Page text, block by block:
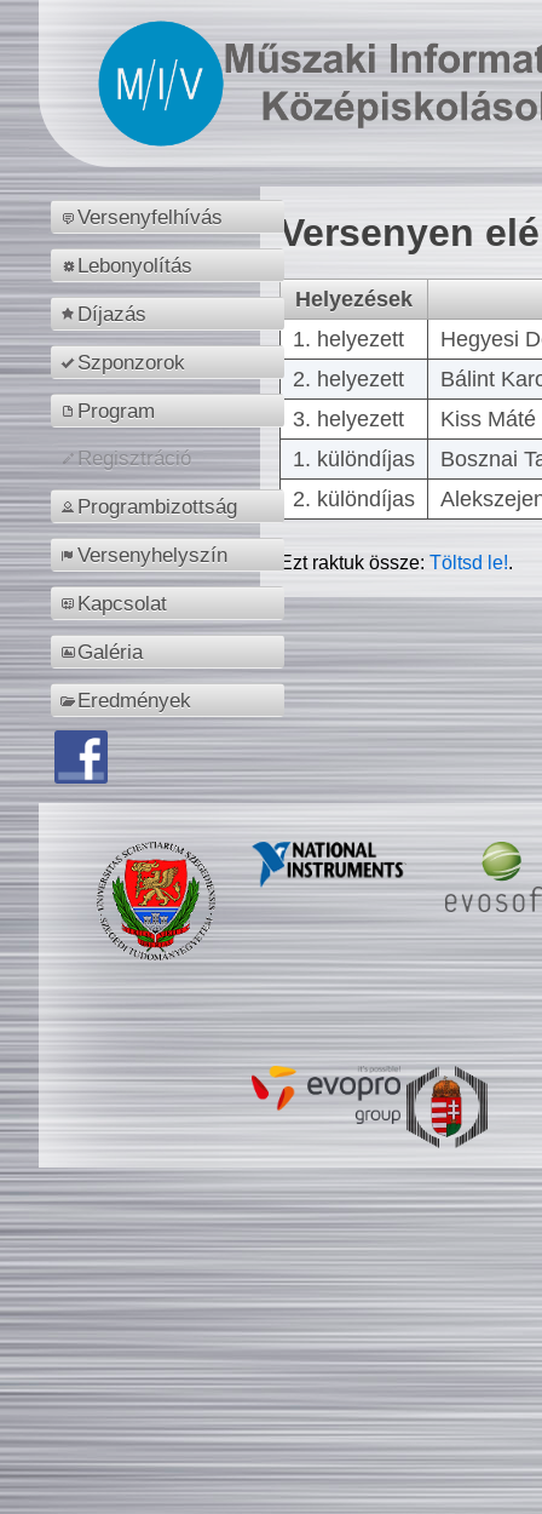
Versenyfelhívás
Lebonyolítás
Díjazás
Szponzorok
Program
Regisztráció
Programbizottság
Versenyhelyszín
Kapcsolat
Galéria
Eredmények
Versenyen
Helyezések
1. helyezett
Hegyesi
2. helyezett
Bálint
3. helyezett
Kiss
1. különdíjas
Bosznai
2. különdíjas
Ezt raktuk össze:Töltsd le!.